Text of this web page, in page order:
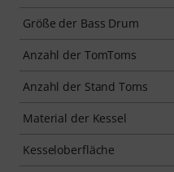
Größe der Bass Drum
Anzahl der TomToms
Anzahl der Stand Toms
Material der Kessel
Kesseloberfläche